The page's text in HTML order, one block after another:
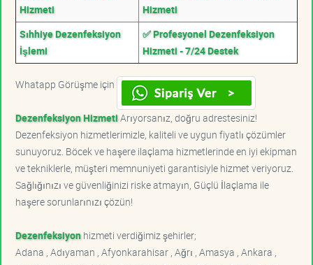
Hizmeti
Hizmeti
Sıhhiye Dezenfeksiyon
İşlemi
✅ Profesyonel Dezenfeksiyon
Hizmeti - 7/24 Destek
Whatapp Görüşme için
Dezenfeksiyon HizmetiArıyorsanız, doğru adrestesiniz!
Dezenfeksiyon hizmetlerimizle, kaliteli ve uygun fiyatlı çözümler
sunuyoruz. Böcek ve haşere ilaçlama hizmetlerinde en iyi ekipman
ve tekniklerle, müşteri memnuniyeti garantisiyle hizmet veriyoruz.
Sağlığınızı ve güvenliğinizi riske atmayın, Güçlü İlaçlama ile
haşere sorunlarınızı çözün!
Dezenfeksiyonhizmeti verdiğimiz şehirler;
Adana , Adıyaman , Afyonkarahisar , Ağrı , Amasya , Ankara ,